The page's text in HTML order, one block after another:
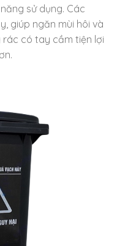
sử dụng. Các
giúp ngăn mùi hôi và
rác có tay cầm tiện lợi